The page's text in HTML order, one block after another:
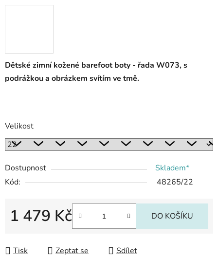
Dětské zimní kožené barefoot boty - řada W073, s
podrážkou a obrázkem svítím ve tmě.
Velikost
Dostupnost
Skladem*
Kód:
48265/22
1 479 Kč DO KOŠÍKU
Tisk Zeptat se Sdílet